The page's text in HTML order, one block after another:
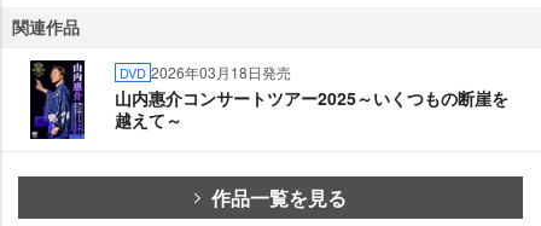
関連作品
DVD 2026年03月18日発売
山内惠介コンサートツアー2025～いくつもの断崖を
越えて～
作品一覧を見る